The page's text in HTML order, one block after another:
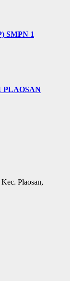
SMPN 1
PLAOSAN
Plaosan,